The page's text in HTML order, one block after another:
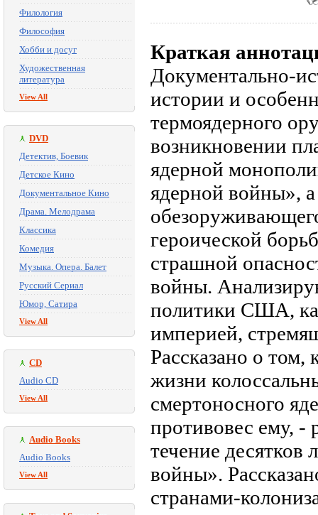
Филология
Философия
Хобби и досуг
Художественная
литература
View All
DVD
Детектив, Боевик
Детское Кино
Документальное Кино
Драма. Мелодрама
Классика
Комедия
Музыка. Опера. Балет
Русский Сериал
Юмор, Сатира
View All
CD
Audio CD
View All
Audio Books
Audio Books
View All
Краткая
Документально-
истории и
термоядерного
возникновении
ядерной
ядерной войны»,
героической
страшной
войны.
политики США,
империей,
Рассказано о том,
жизни
смертоносного
противовес ему, -
течение
войны».
странами-